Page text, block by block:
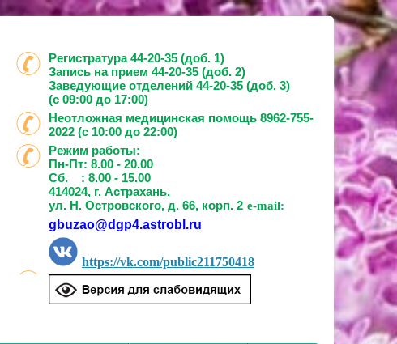
Регистратура 44-20-35 (доб. 1)
Запись на прием 44-20-35 (доб. 2)
Заведующие отделений 44-20-35 (доб. 3)
(с 09:00 до 17:00)
Неотложная медицинская помощь 8962-755-
2022 (с 10:00 до 22:00)
Режим работы:
Пн-Пт: 8.00 - 20.00
Сб. : 8.00 - 15.00
414024, г. Астрахань,
ул. Н. Островского, д. 66, корп. 2 e-mail:
gbuzao@dgp4.astrobl.ru
https://vk.com/public211750418